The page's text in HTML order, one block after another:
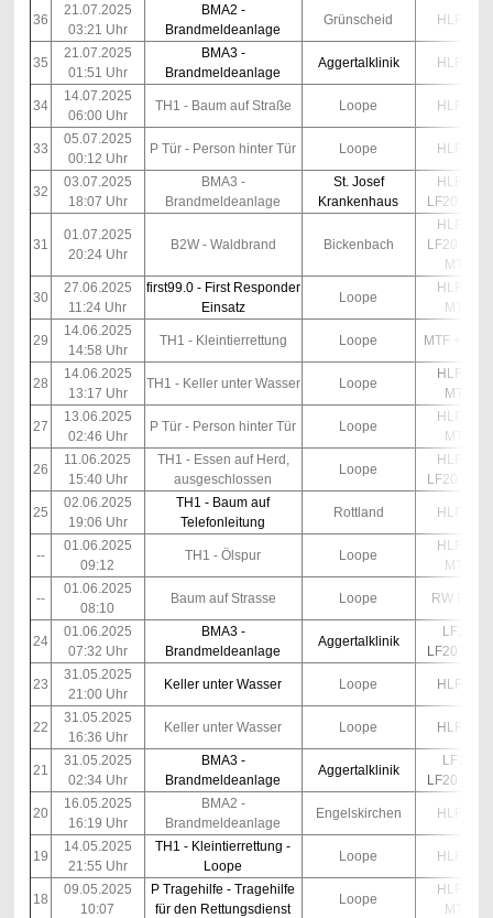
36
21.07.2025
03:21 Uhr
BMA2 -
Brandmeldeanlage
Grünscheid HLF10
35
21.07.2025
01:51 Uhr
BMA3 -
Brandmeldeanlage
Aggertalklinik HLF10
34
14.07.2025
06:00 Uhr
TH1 - Baum auf Straße Loope HLF10
33
05.07.2025
00:12 Uhr
P Tür - Person hinter Tür Loope HLF10
32
03.07.2025
18:07 Uhr
BMA3 -
Brandmeldeanlage
St. Josef
Krankenhaus
HLF10
LF20 Kats
31
01.07.2025
20:24 Uhr
B2W - Waldbrand Bickenbach
HLF10
LF20 Kats
MTF
30
27.06.2025
11:24 Uhr
first99.0 - First Responder
Einsatz
Loope
HLF10
MTF
29
14.06.2025
14:58 Uhr
TH1 - Kleintierrettung Loope MTF + Boot
28
14.06.2025
13:17 Uhr
TH1 - Keller unter Wasser Loope
HLF10
MTF
27
13.06.2025
02:46 Uhr
P Tür - Person hinter Tür Loope
HLF10
MTF
26
11.06.2025
15:40 Uhr
TH1 - Essen auf Herd,
ausgeschlossen
Loope
HLF10
LF20 Kats
25
02.06.2025
19:06 Uhr
TH1 - Baum auf
Telefonleitung
Rottland HLF10
--
01.06.2025
09:12
TH1 - Ölspur Loope
HLF10
MTF
--
01.06.2025
08:10
Baum auf Strasse Loope RW EGK
24
01.06.2025
07:32 Uhr
BMA3 -
Brandmeldeanlage
Aggertalklinik
LF10
LF20 Kats
23
31.05.2025
21:00 Uhr
Keller unter Wasser Loope HLF10
22
31.05.2025
16:36 Uhr
Keller unter Wasser Loope HLF10
21
31.05.2025
02:34 Uhr
BMA3 -
Brandmeldeanlage
Aggertalklinik
LF10
LF20 Kats
20
16.05.2025
16:19 Uhr
BMA2 -
Brandmeldeanlage
Engelskirchen HLF10
19
14.05.2025
21:55 Uhr
TH1 - Kleintierrettung -
Loope
Loope HLF10
18
09.05.2025
10:07
P Tragehilfe - Tragehilfe
für den Rettungsdienst
Loope
HLF10
MTF